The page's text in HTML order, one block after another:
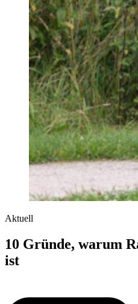
Aktuell
10 Gründe, warum
ist